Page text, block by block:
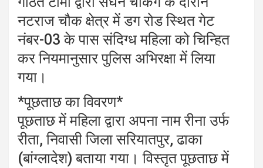
नटराज चौक क्षेत्र में डग रोड स्थित गेट
नंबर-03 के पास संदिग्ध महिला को चिन्हित
कर नियमानुसार पुलिस अभिरक्षा में लिया
गया।
*पूछताछ का विवरण*
पूछताछ में महिला द्वारा अपना नाम रीना उर्फ
रीता, निवासी जिला सरियातपुर, ढाका
(बांग्लादेश) बताया गया। विस्तृत पूछताछ में